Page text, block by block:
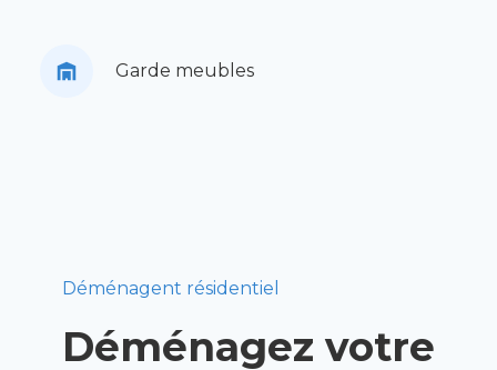
Garde meubles
Déménagent résidentiel
Déménagez votre